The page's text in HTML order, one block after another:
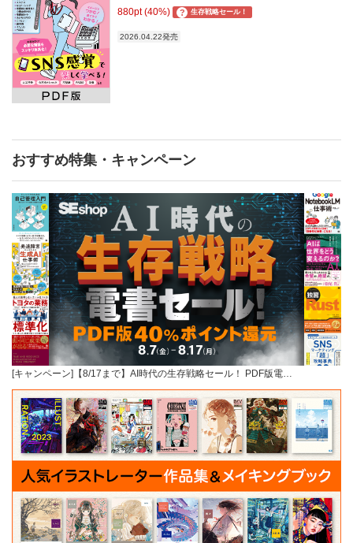
880pt (40%) ? 生存戦略セール！
2026.04.22発売
おすすめ特集・キャンペーン
[キャンペーン]【8/17まで】AI時代の生存戦略セール！ PDF版電…